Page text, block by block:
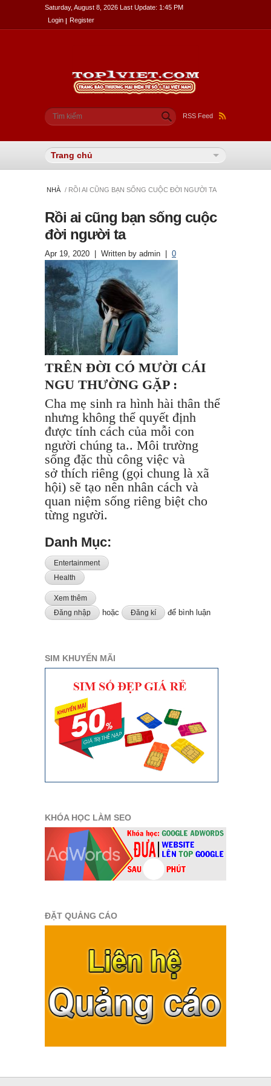
Saturday, August 8, 2026 Last Update: 1:45 PM
Login
Register
RSS Feed
Biểu mẫu tìm kiếm
Tìm kiếm
NHÀ / RỒI AI CŨNG BẠN SỐNG CUỘC ĐỜI NGƯỜI TA
Rồi ai cũng bạn sống cuộc
đời người ta
Apr 19, 2020 | Written by admin | 0
TRÊN ĐỜI CÓ MƯỜI CÁI
NGU THƯỜNG GẶP :
Cha mẹ sinh ra hình hài thân thể
nhưng không thể quyết định
được tính cách của mỗi con
người chúng ta.. Môi trường
sống đặc thù công việc và
sở thích riêng (gọi chung là xã
hội) sẽ tạo nên nhân cách và
quan niệm sống riêng biệt cho
từng người.
Danh Mục:
Entertainment
Health
Xem thêm về 10 quan niệm ngu ngốc mà chúng ta đều có thể gặp
trong cuộc sống
Đăng nhập hoặc Đăng kí để bình luận
SIM KHUYẾN MÃI
KHÓA HỌC LÀM SEO
ĐẶT QUẢNG CÁO